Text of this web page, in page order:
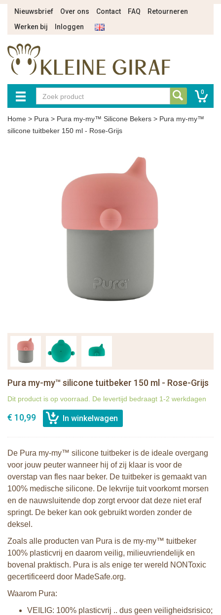
Nieuwsbrief Over ons Contact FAQ
Retourneren
Werken bij
Inloggen
0
Home > Pura > Pura my-my™ Silicone Bekers > Pura my-my™
silicone tuitbeker 150 ml - Rose-Grijs
Pura my-my™ silicone tuitbeker 150 ml - Rose-Grijs
Dit product is op voorraad. De levertijd bedraagt 1-2 werkdagen
€ 10,99
De Pura my-my™ silicone tuitbeker is de ideale overgang
voor jouw peuter wanneer hij of zij klaar is voor de
overstap van fles naar beker. De tuitbeker is gemaakt van
100% medische silicone. De lekvrije tuit voorkomt morsen
en de nauwsluitende dop zorgt ervoor dat deze niet eraf
springt. De beker kan ook gebruikt worden zonder de
deksel.
Zoals alle producten van Pura is de my-my™ tuitbeker
100% plasticvrij en daarom veilig, milieuvriendelijk en
bovenal praktisch. Pura is als enige ter wereld NONToxic
gecertificeerd door MadeSafe.org.
Waarom Pura:
VEILIG: 100% plasticvrij .. dus geen veiligheidsrisico;